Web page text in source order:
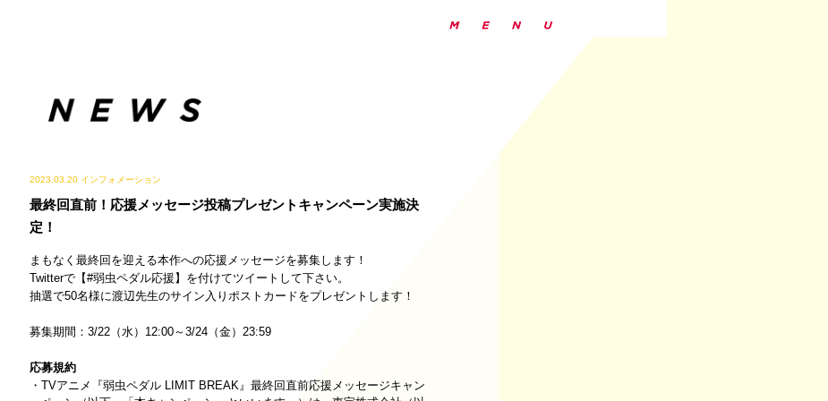
2023.03.20 インフォメーション
最終回直前！応援メッセージ投稿プレゼントキャンペーン実施決
定！
まもなく最終回を迎える本作への応援メッセージを募集します！
Twitterで【#弱虫ペダル応援】を付けてツイートして下さい。
抽選で50名様に渡辺先生のサイン入りポストカードをプレゼントします！
募集期間：3/22（水）12:00～3/24（金）23:59
応募規約
・TVアニメ『弱虫ペダル LIMIT BREAK』最終回直前応援メッセージキャン